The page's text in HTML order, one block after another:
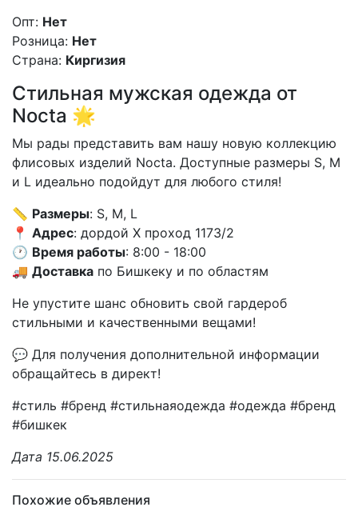
Опт: Нет
Розница: Нет
Страна: Киргизия
Стильная мужская одежда от
Nocta 🌟
Мы рады представить вам нашу новую коллекцию
флисовых изделий Nocta. Доступные размеры S, M
и L идеально подойдут для любого стиля!
📏 Размеры: S, M, L
📍 Адрес: дордой X проход 1173/2
🕐 Время работы: 8:00 - 18:00
🚚 Доставка по Бишкеку и по областям
Не упустите шанс обновить свой гардероб
стильными и качественными вещами!
💬 Для получения дополнительной информации
обращайтесь в директ!
#стиль #бренд #стильнаяодежда #одежда #бренд
#бишкек
Дата 15.06.2025
Похожие объявления